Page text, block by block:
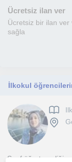
Ücretsiz ilan ver
Ücretsiz bir ilan
sağla
İlkokul
Sınıf öğretmenliği